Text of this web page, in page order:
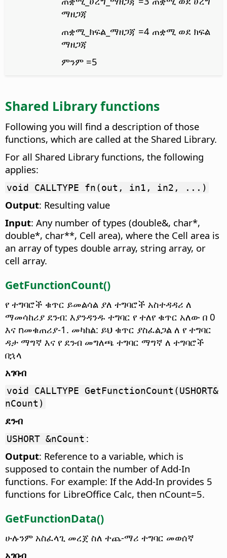
ማዘጋጃ
ጠቋሚ_ክፍል_ማዘጋጃ =4 ጠቋሚ ወደ ክፍል
ማዘጋጃ
ምንም =5
Shared Libraryfunctions
Following you will find a description of those
functions, which are called at the Shared Library.
For all Shared Libraryfunctions, the following
applies:
void CALLTYPE fn(out, in1, in2, ...)
Output: Resulting value
Input: Any number of types (double&, char*,
double*, char**, Cell area), where the Cell area is
an array of types double array, string array, or
cell array.
GetFunctionCount()
የ ተግባሮች ቁጥር ይመልሳል ያለ ተግባሮች አስተዳዳሪ ለ
ማመሳከሪያ ደንብ: እያንዳንዱ ተግባር የ ተለየ ቁጥር አለው በ 0
እና nመቁጠሪያ-1. መካከል: ይህ ቁጥር ያስፈልጋል ለ የ ተግባር
ዳታ ማግኛ እና የ ደንብ መግለጫ ተግባር ማግኛ ለ ተግባሮች
በኋላ
አገባብ
void CALLTYPE GetFunctionCount(USHORT&
nCount)
ደንብ
USHORT &nCount :
Output: Reference to a variable, which is
supposed to contain the number of Add-In
functions. For example: If the Add-In provides 5
functions for LibreOffice Calc, then nCount=5.
GetFunctionData()
ሁሉንም አስፈላጊ መረጀ ስለ ተጨ-ማሪ ተግባር መወሰኛ
አገባብ